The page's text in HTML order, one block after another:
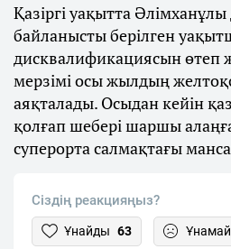
Қазіргі уақытта
байланысты берілген
дисквалификациясын өтеп
мерзімі осы жылдың
аяқталады. Осыдан кейін
қолғап шебері шаршы
суперорта салмақтағы
Сіздің реакцияңыз?
Ұнайды 63